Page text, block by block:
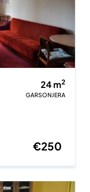
24m2
GARSONJERA
€250